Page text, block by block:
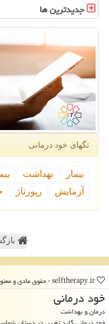
جدیدترین ها
تگهای خود درمانی
بیمار بهداشت
آزمایش
رپورتاژ
خود درمانی
درمان و بهداشت